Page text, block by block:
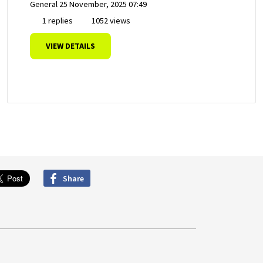
General 25 November, 2025 07:49
1 replies
1052 views
VIEW DETAILS
Share